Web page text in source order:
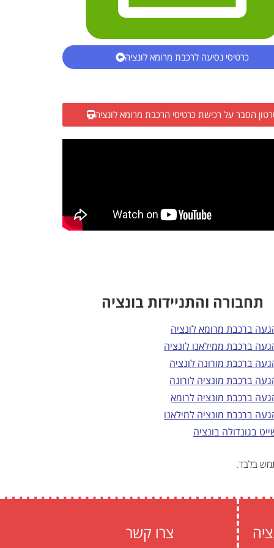
כרטיסי נסיעה לרכבת מרומא לונציה
הסבר על רכישת כרטיסי הרכבת מרומא לונציה
תחבורה והתניידות בונציה
ברכבת מרומא לונציה
ברכבת ממילאנו לונציה
ברכבת מורונה לונציה
ברכבת מונציה לורונה
ברכבת מונציה לרומא
ברכבת מונציה למילאנו
בגונדולה בונציה
בלבד.
צרו קשר